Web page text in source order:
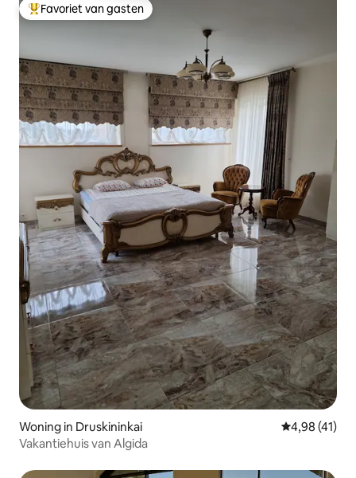
Topfavoriet van gasten
Favoriet van gasten
Woning in Druskininkai Gemiddelde
4,98 (41)
Vakantiehuis van Algida